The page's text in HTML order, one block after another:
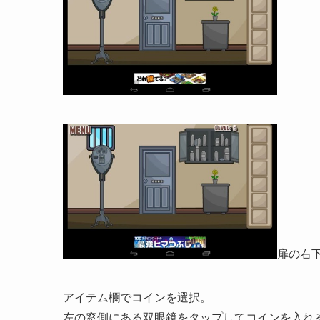
扉の右
アイテム欄でコインを選択。
左の窓側にある双眼鏡をタップしてコインを入れ